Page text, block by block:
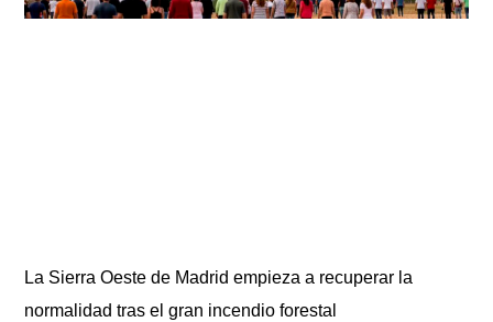
La Sierra Oeste de Madrid empieza a recuperar la
normalidad tras el gran incendio forestal